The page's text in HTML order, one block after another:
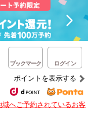
ブックマーク ログイン
ポイントを表示する
域へご予約されているお客